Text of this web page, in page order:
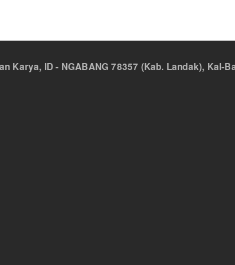
Karya, ID - NGABANG 78357 (Kab. Landak), Kal-